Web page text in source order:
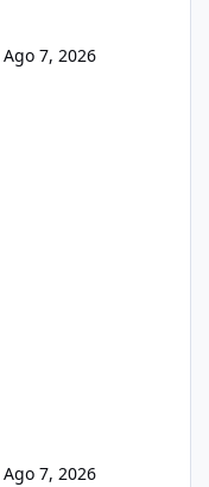
Ago 7, 2026
Ago 7, 2026